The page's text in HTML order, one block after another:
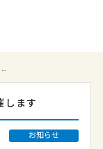
します
お知らせ